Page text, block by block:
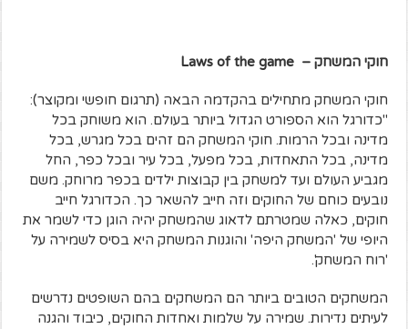
חוקי המשחק – Laws of the game
חוקי המשחק מתחילים בהקדמה הבאה (תרגום חופשי ומקוצר):
"כדורגל הוא הספורט הגדול ביותר בעולם. הוא משוחק בכל
מדינה ובכל הרמות. חוקי המשחק הם זהים בכל מגרש, בכל
מדינה, בכל התאחדות, בכל מפעל, בכל עיר ובכל כפר, החל
מגביע העולם ועד למשחק בין קבוצות ילדים בכפר מרוחק. משם
נובעים כוחם של החוקים וזה חייב להשאר כך. הכדורגל חייב
חוקים, כאלה שמטרתם לדאוג שהמשחק יהיה הוגן כדי לשמר את
היופי של 'המשחק היפה' והוגנות המשחק היא בסיס לשמירה על
'רוח המשחק'.
המשחקים הטובים ביותר הם המשחקים בהם השופטים נדרשים
לעיתים נדירות. שמירה על שלמות ואחדות החוקים, כיבוד והגנה